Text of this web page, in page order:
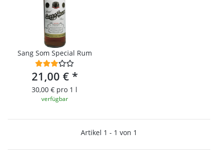
Sang Som Special Rum
21,00 € *
30,00 € pro 1 l
verfügbar
Artikel 1 - 1 von 1